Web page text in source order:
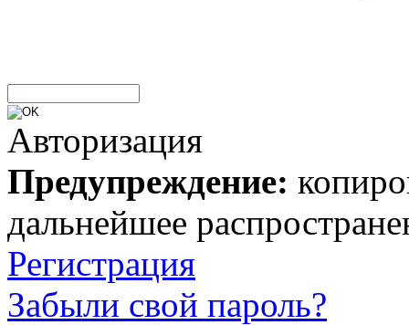
Авторизация
Предупреждение:
дальнейшее
Регистрация
Забыли свой пароль?